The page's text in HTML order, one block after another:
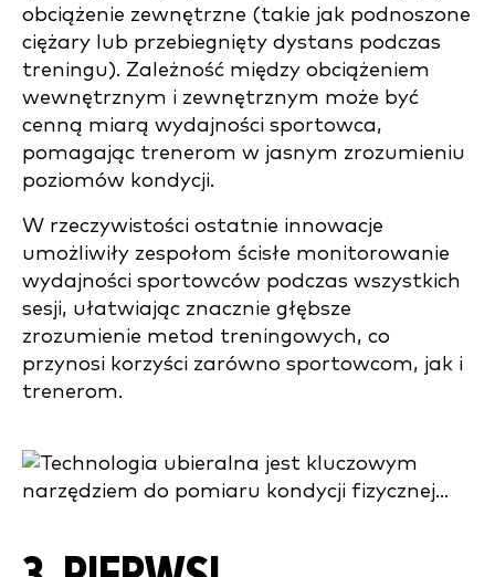
obciążenie zewnętrzne (takie jak podnoszone
ciężary lub przebiegnięty dystans podczas
treningu). Zależność między obciążeniem
wewnętrznym i zewnętrznym może być
cenną miarą wydajności sportowca,
pomagając trenerom w jasnym zrozumieniu
poziomów kondycji.
W rzeczywistości ostatnie innowacje
umożliwiły zespołom ścisłe monitorowanie
wydajności sportowców podczas wszystkich
sesji, ułatwiając znacznie głębsze
zrozumienie metod treningowych, co
przynosi korzyści zarówno sportowcom, jak i
trenerom.